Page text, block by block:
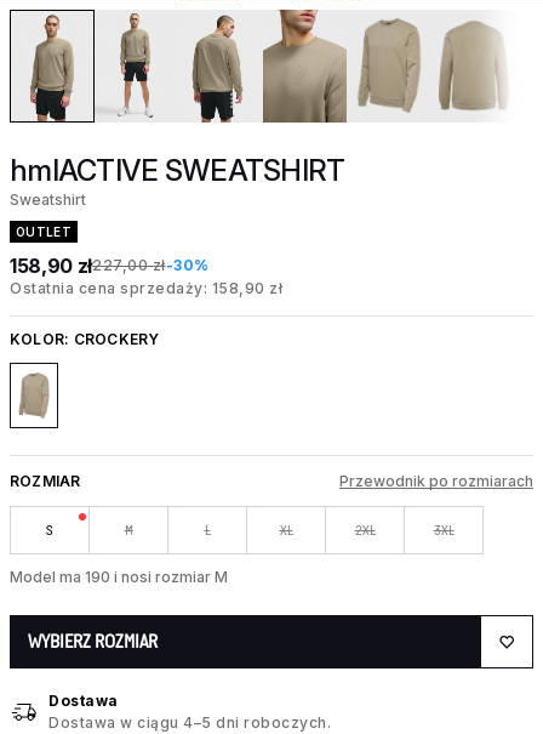
hmlACTIVE SWEATSHIRT
Sweatshirt
OUTLET
158,90 zł227,00 zł-30%
Ostatnia cena sprzedaży: 158,90 zł
KOLOR: CROCKERY
ROZMIAR Przewodnik po rozmiarach
S M L XL 2XL 3XL
Model ma 190 i nosi rozmiar M
WYBIERZ ROZMIAR
Dostawa
Dostawa w ciągu 4–5 dni roboczych.